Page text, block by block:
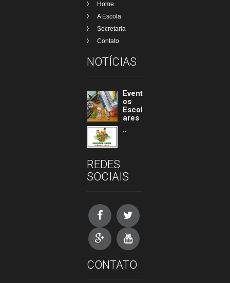
Home
A Escola
Secretaria
Contato
NOTÍCIAS
Event
os
Escol
ares
REDES
SOCIAIS
CONTATO